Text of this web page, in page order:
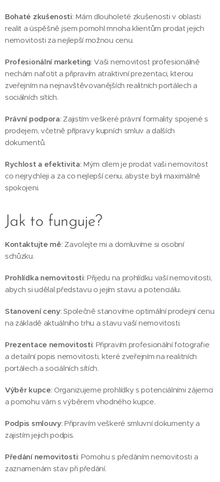
Bohaté zkušenosti: Mám dlouholeté zkušenosti v oblasti
realit a úspěšně jsem pomohl mnoha klientům prodat jejich
nemovitosti za nejlepší možnou cenu.
Profesionální marketing: Vaši nemovitost profesionálně
nechám nafotit a připravím atraktivní prezentaci, kterou
zveřejním na nejnavštěvovanějších realitních portálech a
sociálních sítích.
Právní podpora: Zajistím veškeré právní formality spojené s
prodejem, včetně přípravy kupních smluv a dalších
dokumentů.
Rychlost a efektivita: Mým cílem je prodat vaši nemovitost
co nejrychleji a za co nejlepší cenu, abyste byli maximálně
spokojeni.
Jak to funguje?
Kontaktujte mě: Zavolejte mi a domluvíme si osobní
schůzku.
Prohlídka nemovitosti: Přijedu na prohlídku vaší nemovitosti,
abych si udělal představu o jejím stavu a potenciálu.
Stanovení ceny: Společně stanovíme optimální prodejní cenu
na základě aktuálního trhu a stavu vaší nemovitosti.
Prezentace nemovitosti: Připravím profesionální fotografie
a detailní popis nemovitosti, které zveřejním na realitních
portálech a sociálních sítích.
Výběr kupce: Organizujeme prohlídky s potenciálními zájemci
a pomohu vám s výběrem vhodného kupce.
Podpis smlouvy: Připravím veškeré smluvní dokumenty a
zajistím jejich podpis.
Předání nemovitosti: Pomohu s předáním nemovitosti a
zaznamenám stav při předání.